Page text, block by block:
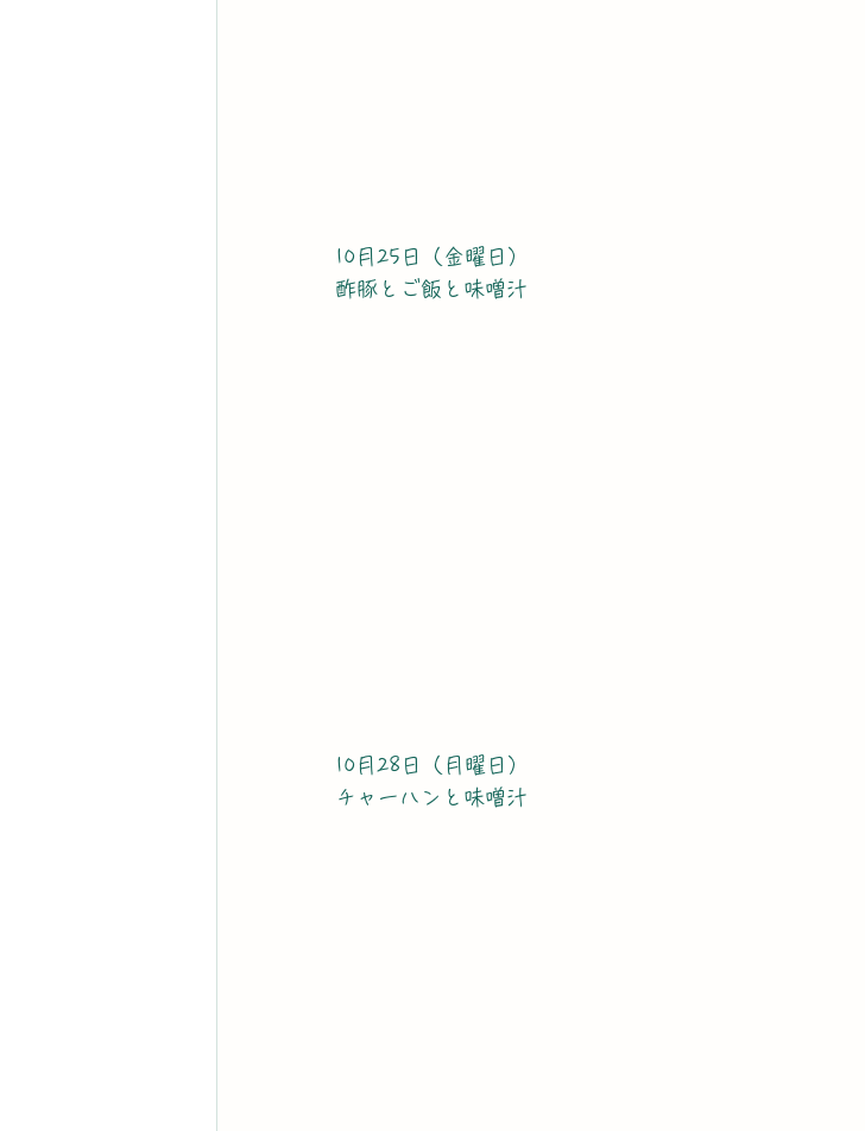
10月25日（金曜日）
酢豚とご飯と味噌汁
10月28日（月曜日）
チャーハンと味噌汁